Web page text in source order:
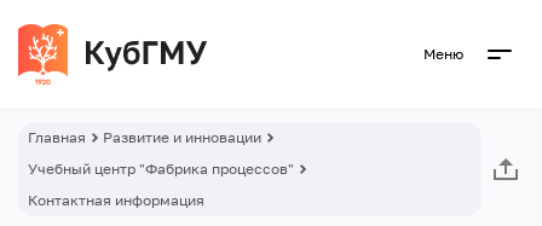
Меню
Главная
Развитие и инновации
Учебный центр "Фабрика процессов"
Контактная информация